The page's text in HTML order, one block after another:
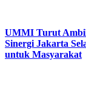
UMMI Turut Ambil
Sinergi Jakarta
untuk Masyarakat